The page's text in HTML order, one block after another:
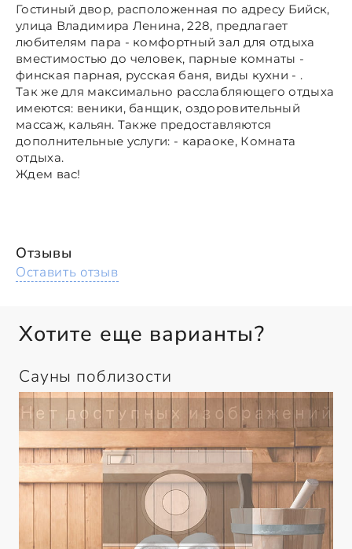
Гостиный двор, расположенная по адресу Бийск,
улица Владимира Ленина, 228, предлагает
любителям пара - комфортный зал для отдыха
вместимостью до человек, парные комнаты -
финская парная, русская баня, виды кухни - .
Так же для максимально расслабляющего отдыха
имеются: веники, банщик, оздоровительный
массаж, кальян. Также предоставляются
дополнительные услуги: - караоке, Комната
отдыха.
Ждем вас!
Отзывы
Оставить отзыв
Хотите еще варианты?
Сауны поблизости